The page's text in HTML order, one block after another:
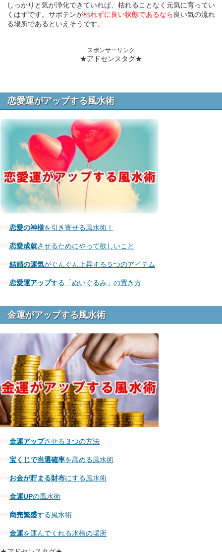
しっかりと気が浄化できていれば、枯れることなく元気に育ってい
くはずです。サボテンが枯れずに良い状態であるなら 良い気の流れ
る場所であるといえそうです。
スポンサーリンク
★アドセンスタグ★
恋愛運がアップする風水術
恋愛の神様を引き寄せる風水術！
恋愛成就させるためにやって欲しいこと
結婚の運気がぐんぐん上昇する５つのアイテム
恋愛運アップする「ぬいぐるみ」の置き方
金運がアップする風水術
金運アップさせる３つの方法
宝くじで当選確率を高める風水術
お金が貯まる財布にする風水術
金運UPの風水術
商売繁盛する風水術
金運を運んでくれる水槽の場所